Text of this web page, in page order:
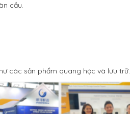
cầu.
các sản phẩm quang học và lưu trữ.